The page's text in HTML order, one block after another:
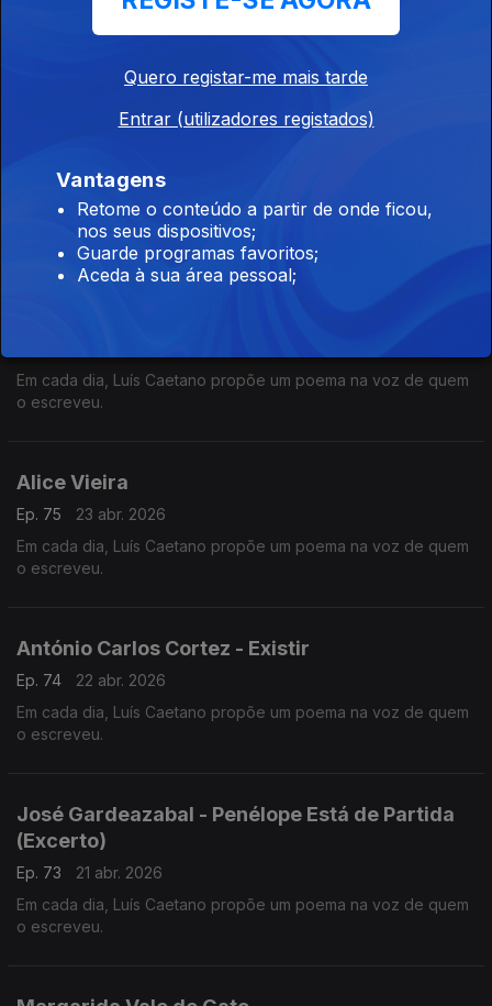
Ep. 77
27 abr. 2026
Em cada dia, Luís Caetano propõe um poema na voz de quem
o escreveu.
Em cada dia, Luís Caetano propõe um poema na voz de quem
o escreveu.
Alice Vieira
Ep. 75
23 abr. 2026
Em cada dia, Luís Caetano propõe um poema na voz de quem
o escreveu.
António Carlos Cortez - Existir
Ep. 74
22 abr. 2026
Em cada dia, Luís Caetano propõe um poema na voz de quem
o escreveu.
José Gardeazabal - Penélope Está de Partida
(Excerto)
Ep. 73
21 abr. 2026
Em cada dia, Luís Caetano propõe um poema na voz de quem
o escreveu.
Quero registar-me mais tarde
Entrar (utilizadores registados)
Vantagens
Retome o conteúdo a partir de onde ficou,
nos seus dispositivos;
Guarde programas favoritos;
Aceda à sua área pessoal;